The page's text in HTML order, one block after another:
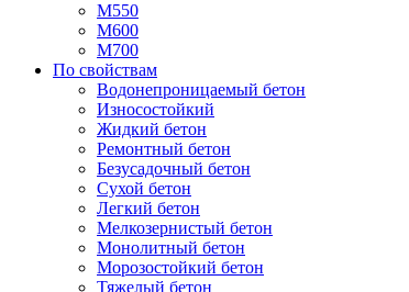
М550
М600
М700
По свойствам
Водонепроницаемый бетон
Износостойкий
Жидкий бетон
Ремонтный бетон
Безусадочный бетон
Сухой бетон
Легкий бетон
Мелкозернистый бетон
Монолитный бетон
Морозостойкий бетон
Тяжелый бетон